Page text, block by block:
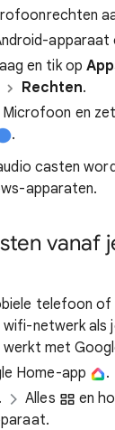
en tik op
Rechten.
Microfoon en
.
casten
apparaten.
vanaf
telefoon
netwerk als
met
Home-app
.
. Alles
en